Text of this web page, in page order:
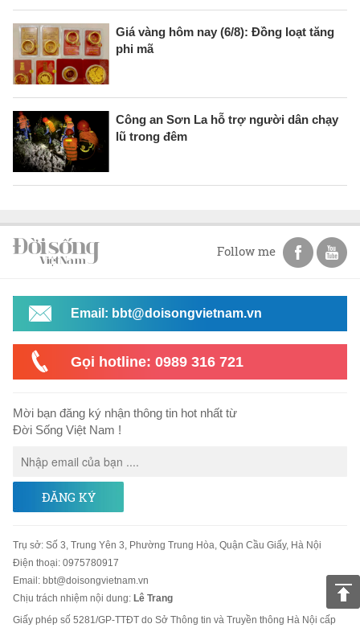
Giá vàng hôm nay (6/8): Đồng loạt tăng
phi mã
Công an Sơn La hỗ trợ người dân chạy
lũ trong đêm
Follow me
Email: bbt@doisongvietnam.vn
Gọi hotline: 0989 316 721
Mời bạn đăng ký nhận thông tin hot nhất từ
Đời Sống Việt Nam !
ĐĂNG KÝ
Trụ sở: Số 3, Trung Yên 3, Phường Trung Hòa, Quận Cầu Giấy, Hà Nội
Điện thoại: 0975780917
Email : bbt@doisongvietnam.vn
Chịu trách nhiệm nội dung: Lê Trang
Giấy phép số 5281/GP-TTĐT do Sở Thông tin và Truyền thông Hà Nội cấp